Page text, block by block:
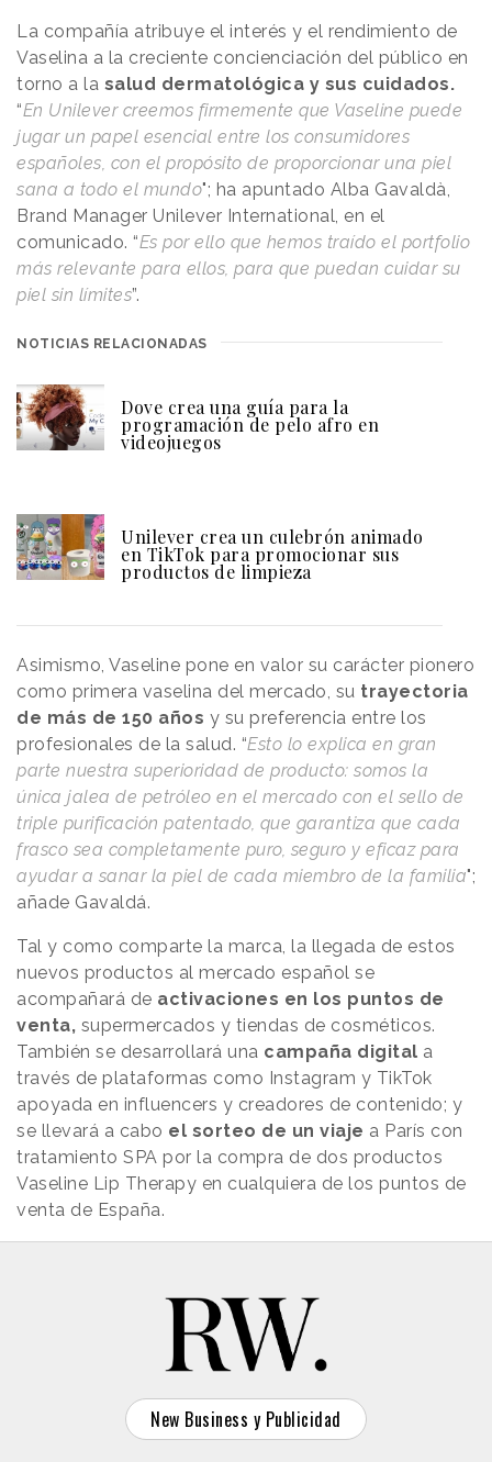
La compañía atribuye el interés y el rendimiento de
Vaselina a la creciente concienciación del público en
torno a la salud dermatológica y sus cuidados.
“En Unilever creemos firmemente que Vaseline puede
jugar un papel esencial entre los consumidores
españoles, con el propósito de proporcionar una piel
sana a todo el mundo"; ha apuntado Alba Gavaldà,
Brand Manager Unilever International, en el
comunicado. “Es por ello que hemos traído el portfolio
más relevante para ellos, para que puedan cuidar su
piel sin límites”.
NOTICIAS RELACIONADAS
Dove crea una guía para la
programación de pelo afro en
videojuegos
Unilever crea un culebrón animado
en TikTok para promocionar sus
productos de limpieza
Asimismo, Vaseline pone en valor su carácter pionero
como primera vaselina del mercado, su trayectoria
de más de 150 años y su preferencia entre los
profesionales de la salud. “Esto lo explica en gran
parte nuestra superioridad de producto: somos la
única jalea de petróleo en el mercado con el sello de
triple purificación patentado, que garantiza que cada
frasco sea completamente puro, seguro y eficaz para
ayudar a sanar la piel de cada miembro de la familia";
añade Gavaldá.
Tal y como comparte la marca, la llegada de estos
nuevos productos al mercado español se
acompañará de activaciones en los puntos de
venta, supermercados y tiendas de cosméticos.
También se desarrollará una campaña digital a
través de plataformas como Instagram y TikTok
apoyada en influencers y creadores de contenido; y
se llevará a cabo el sorteo de un viaje a París con
tratamiento SPA por la compra de dos productos
Vaseline Lip Therapy en cualquiera de los puntos de
venta de España.
New Business y Publicidad